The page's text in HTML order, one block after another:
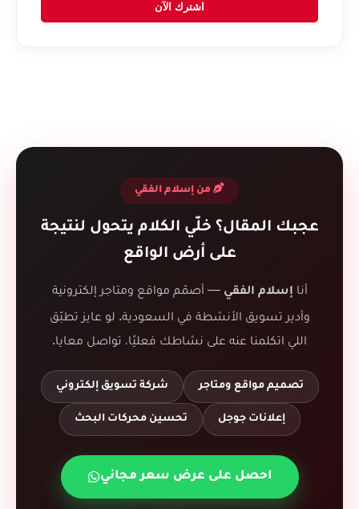
اشترك الآن
من إسلام الفقي
عجبك المقال؟ خلّي الكلام يتحول لنتيجة
على أرض الواقع
أنا إسلام الفقي — أصمّم مواقع ومتاجر إلكترونية
وأدير تسويق الأنشطة في السعودية. لو عايز تطبّق
اللي اتكلمنا عنه على نشاطك فعليًا، تواصل معايا.
تصميم مواقع ومتاجر شركة تسويق إلكتروني
إعلانات جوجل تحسين محركات البحث
احصل على عرض سعر مجاني